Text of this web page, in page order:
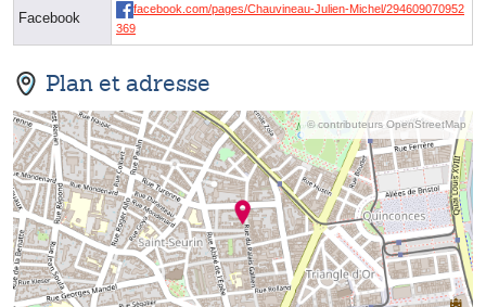
Facebook
facebook.com/pages/Chauvineau-Julien-Michel/294609070952
369
Plan et adresse
© contributeurs OpenStreetMap